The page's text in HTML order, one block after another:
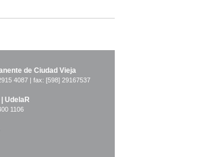
de Ciudad Vieja
4087 | fax: [598] 29167537
UdelaR
1106